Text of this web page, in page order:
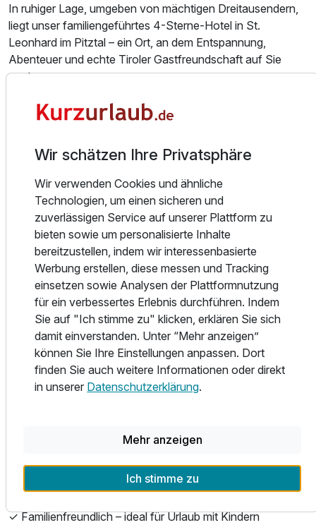
Ausstattung
Für 3 Tage p.P. ab
Familienzimmer
3 Erwachsene und 2 Kinder
In ruhiger Lage, umgeben von mächtigen Dreitausendern,
liegt unser familiengeführtes 4-Sterne-Hotel in St.
Leonhard im Pitztal – ein Ort, an dem Entspannung,
Abenteuer und echte Tiroler Gastfreundschaft auf Sie
warten.
Ob Aktivurlaub oder erholsame Auszeit: Bei uns finden Sie
Schneeschuhwanderungen oder Langlauftouren – oder
erkunden Sie die umliegenden Skigebiete wie das
Gletscherskigebiet Pitztaler Gletscher, das Skigebiet
Rifflsee und den Hochzeiger.
Im Hotel erwartet Sie behaglicher Komfort in liebevoll
eingerichteten Zimmern, großzügigen Familienzimmern und
stilvollen Suiten. Unsere Wohlfühloase mit Sauna und
Infrarotkabine lädt zum Entspannen ein. Für Familien gibt
es einen Kinderspielplatz, Garten und ganz in der Nähe
einen Badesee.
Genießen Sie morgens unser reichhaltiges
Frühstücksbuffet mit regionalen Produkten, Nachmittags
kleine Snacks am Buffet (pikant oder süß) und abends
Besondere Highlights:
✓ Wellnessbereich mit Sauna
✓ Familienfreundlich – ideal für Urlaub mit Kindern
Wir schätzen Ihre Privatsphäre
Wir verwenden Cookies und ähnliche
Technologien, um einen sicheren und
zuverlässigen Service auf unserer Plattform zu
bieten sowie um personalisierte Inhalte
bereitzustellen, indem wir interessenbasierte
Werbung erstellen, diese messen und Tracking
einsetzen sowie Analysen der Plattformnutzung
für ein verbessertes Erlebnis durchführen. Indem
Sie auf "Ich stimme zu" klicken, erklären Sie sich
damit einverstanden. Unter “Mehr anzeigen”
können Sie Ihre Einstellungen anpassen. Dort
finden Sie auch weitere Informationen oder direkt
in unserer Datenschutzerklärung.
Mehr anzeigen
Ich stimme zu